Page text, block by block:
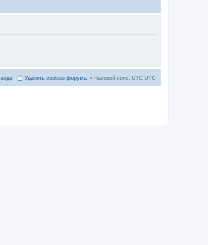
Часовой пояс: UTC UTC
Удалить cookies форума